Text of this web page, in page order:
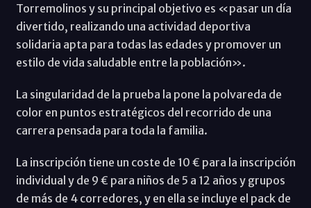
Torremolinos y su principal objetivo es «pasar un día
divertido, realizando una actividad deportiva
solidaria apta para todas las edades y promover un
estilo de vida saludable entre la población».
La singularidad de la prueba la pone la polvareda de
color en puntos estratégicos del recorrido de una
carrera pensada para toda la familia.
La inscripción tiene un coste de 10 € para la inscripción
individual y de 9 € para niños de 5 a 12 años y grupos
de más de 4 corredores, y en ella se incluye el pack de